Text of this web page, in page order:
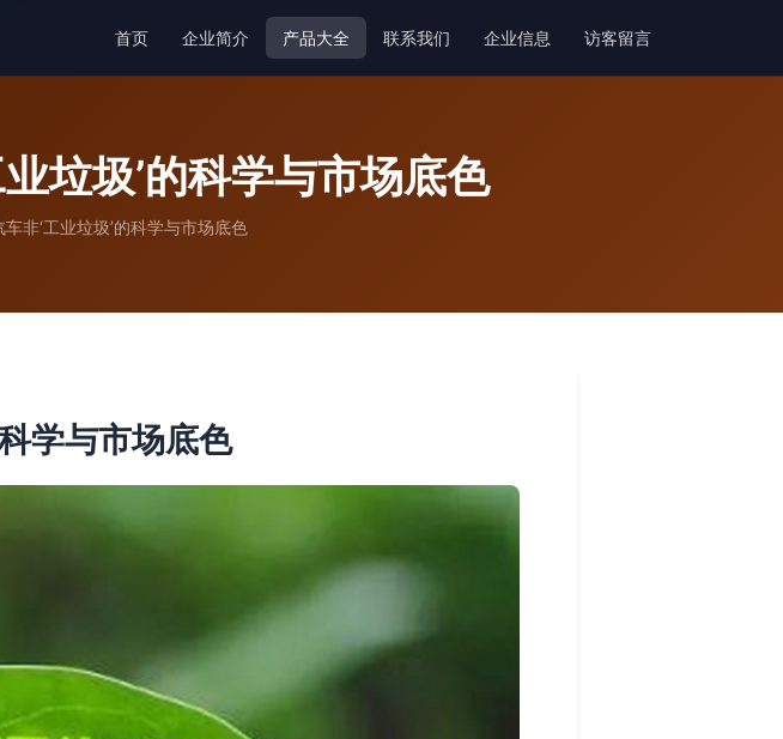
首页 企业简介 产品大全 联系我们 企业信息 访客留言
垃圾’的科学与市场底色
非‘工业垃圾’的科学与市场底色
学与市场底色